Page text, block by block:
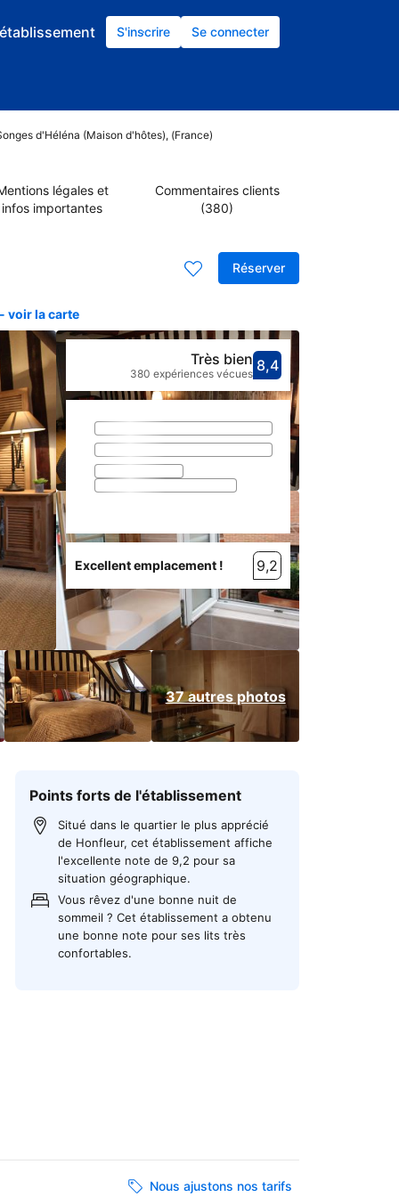
S'inscrire Se connecter
d'Héléna (Maison d'hôtes), (France)
légales et
infos importantes
Commentaires clients
(380)
Réserver
voir la carte
37 autres photos
Avec une
8,4très bien
Très bien
380 expériences vécues
Excellent emplacement ! 9,2
Points forts de l'établissement
Situé dans le quartier le plus apprécié
de Honfleur, cet établissement affiche
l'excellente note de 9,2 pour sa
situation géographique.
Vous rêvez d'une bonne nuit de
sommeil ? Cet établissement a obtenu
une bonne note pour ses lits très
confortables.
Nous ajustons nos tarifs